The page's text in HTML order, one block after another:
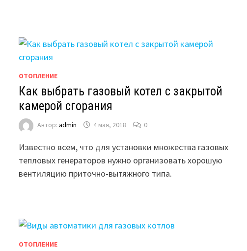
ОТОПЛЕНИЕ
Как выбрать газовый котел с закрытой
камерой сгорания
Автор:admin 4 мая, 2018 0
Известно всем, что для установки множества газовых
тепловых генераторов нужно организовать хорошую
вентиляцию приточно-вытяжного типа.
ОТОПЛЕНИЕ